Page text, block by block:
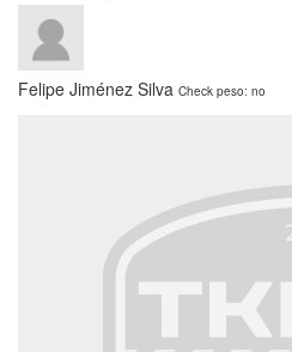
Felipe Jiménez Silva Check peso: no